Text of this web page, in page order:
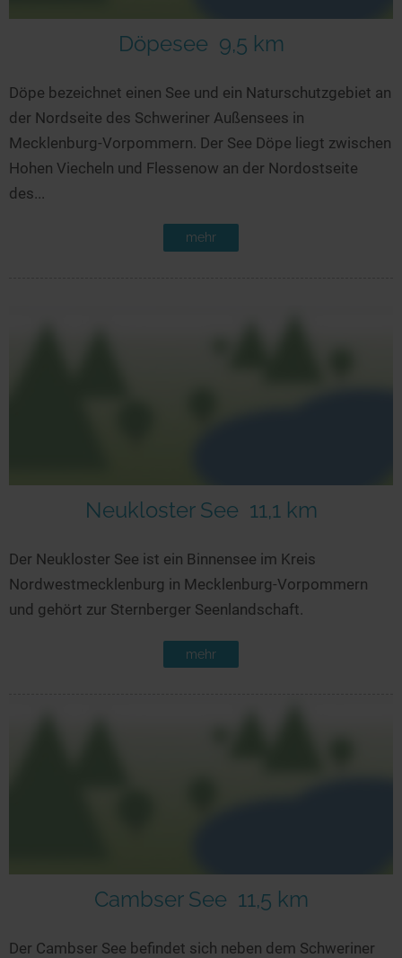
Döpesee 9,5 km
Döpe bezeichnet einen See und ein Naturschutzgebiet an
der Nordseite des Schweriner Außensees in
Mecklenburg-Vorpommern. Der See Döpe liegt zwischen
Hohen Viecheln und Flessenow an der Nordostseite
des...
mehr
Neukloster See 11,1 km
Der Neukloster See ist ein Binnensee im Kreis
Nordwestmecklenburg in Mecklenburg-Vorpommern
und gehört zur Sternberger Seenlandschaft.
mehr
Cambser See 11,5 km
Der Cambser See befindet sich neben dem Schweriner